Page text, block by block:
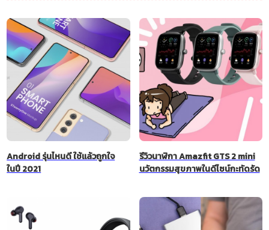
Android รุ่นไหนดี ใช้แล้วถูกใจ
ในปี 2021
รีวิวนาฬิกา Amazfit GTS 2 mini
นวัตกรรมสุขภาพในดีไซน์กะทัดรัด